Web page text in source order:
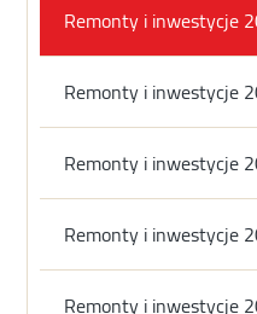
Remonty i inwestycje
Remonty i inwestycje
Remonty i inwestycje
Remonty i inwestycje
Remonty i inwestycje